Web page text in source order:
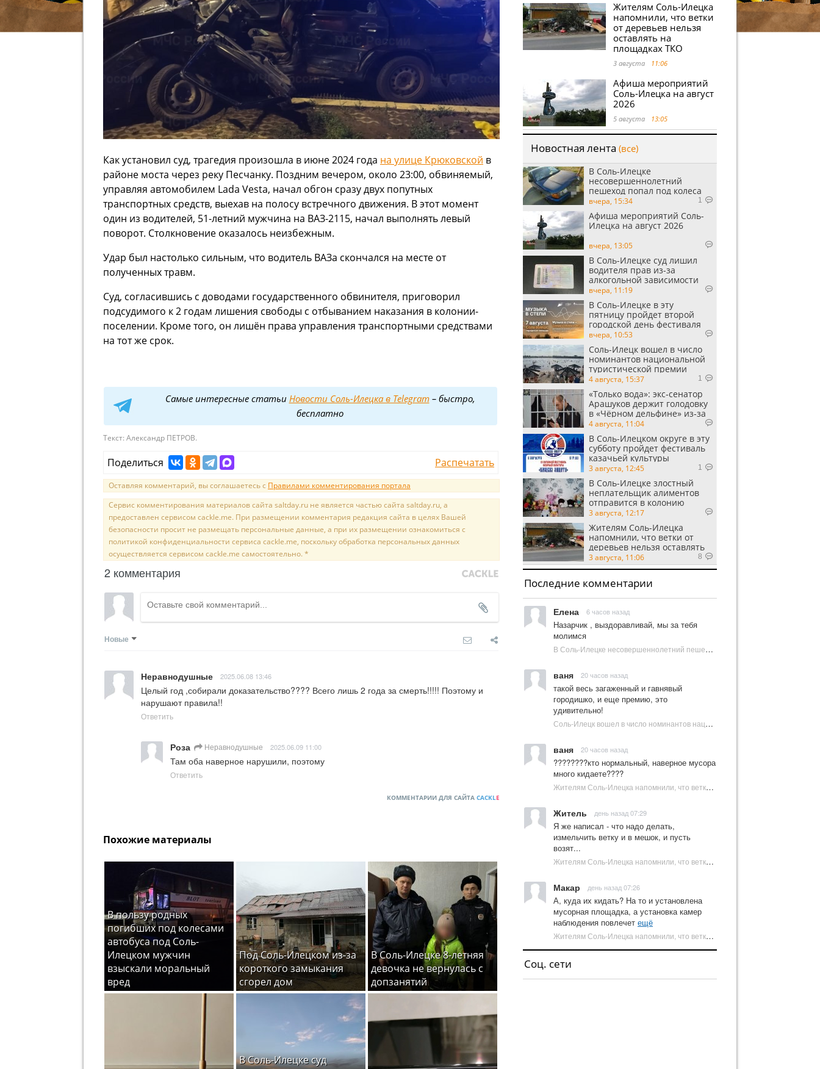
Как установил суд, трагедия произошла в июне 2024 года на улице Крюковской в
районе моста через реку Песчанку. Поздним вечером, около 23:00, обвиняемый,
управляя автомобилем Lada Vesta, начал обгон сразу двух попутных
транспортных средств, выехав на полосу встречного движения. В этот момент
один из водителей, 51-летний мужчина на ВАЗ-2115, начал выполнять левый
поворот. Столкновение оказалось неизбежным.
Удар был настолько сильным, что водитель ВАЗа скончался на месте от
полученных травм.
Суд, согласившись с доводами государственного обвинителя, приговорил
подсудимого к 2 годам лишения свободы с отбыванием наказания в колонии-
поселении. Кроме того, он лишён права управления транспортными средствами
на тот же срок.
Самые интересные статьи Новости Соль-Илецка в Telegram– быстро,
бесплатно
Текст: Александр ПЕТРОВ.
Поделиться Распечатать
Оставляя комментарий, вы соглашаетесь с Правилами комментирования портала
Сервис комментирования материалов сайта saltday.ru не является частью сайта saltday.ru, а
предоставлен сервисом cackle.me. При размещении комментария редакция сайта в целях Вашей
безопасности просит не размещать персональные данные, а при их размещении ознакомиться с
политикой конфиденциальности сервиса cackle.me, поскольку обработка персональных данных
осуществляется сервисом cackle.me самостоятельно. *
2 комментария
Новые
Неравнодушные 2025.06.08 13:46
Целый год ,собирали доказательство???? Всего лишь 2 года за смерть!!!!! Поэтому и
нарушают правила!!
Ответить
Роза Неравнодушные 2025.06.09 11:00
Там оба наверное нарушили, поэтому
Ответить
КОММЕНТАРИИ ДЛЯ САЙТА CACKLE
Похожие материалы
В пользу родных
погибших под колесами
автобуса под Соль-
Илецком мужчин
взыскали моральный
вред
Под Соль-Илецком из-за
короткого замыкания
сгорел дом
В Соль-Илецке 8-летняя
девочка не вернулась с
допзанятий
В Соль-Илецке суд
Жителям Соль-Илецка
напомнили, что ветки
от деревьев нельзя
оставлять на
площадках ТКО
3 августа 11:06
Афиша мероприятий
Соль-Илецка на август
2026
5 августа 13:05
Новостная лента (все)
В Соль-Илецке
несовершеннолетний
пешеход попал под колеса
автомобиля
вчера, 15:34 1
Афиша мероприятий Соль-
Илецка на август 2026
вчера, 13:05
В Соль-Илецке суд лишил
водителя прав из-за
алкогольной зависимости
вчера, 11:19
В Соль-Илецке в эту
пятницу пройдет второй
городской день фестиваля
«Музыка в степи»
вчера, 10:53
Соль-Илецк вошел в число
номинантов национальной
туристической премии
Russian Traveler Awards
4 августа, 15:37 1
«Только вода»: экс‑сенатор
Арашуков держит голодовку
в «Чёрном дельфине» из‑за
духоты на рабочем месте
4 августа, 11:04
В Соль-Илецком округе в эту
субботу пройдет фестиваль
казачьей культуры
3 августа, 12:45 1
В Соль-Илецке злостный
неплательщик алиментов
отправится в колонию
строгого режима
3 августа, 12:17
Жителям Соль-Илецка
напомнили, что ветки от
деревьев нельзя оставлять
на площадках ТКО
3 августа, 11:06 8
Последние комментарии
Елена 6 часов назад
Назарчик , выздоравливай, мы за тебя
молимся
В Соль-Илецке несовершеннолетний пешеход попал под колеса автомобиля | Новости Соль-Илецка
ваня 20 часов назад
такой весь загаженный и гавнявый
городишко, и еще премию, это
удивительно!
Соль-Илецк вошел в число номинантов национальной туристической премии Russian Traveler Awards | Новости Соль-Илецка
ваня 20 часов назад
????????кто нормальный, наверное мусора
много кидаете????
Жителям Соль-Илецка напомнили, что ветки от деревьев нельзя оставлять на площадках ТКО | Новости Соль-Илецка
Житель день назад 07:29
Я же написал - что надо делать,
измельчить ветку и в мешок, и пусть
возят...
Жителям Соль-Илецка напомнили, что ветки от деревьев нельзя оставлять на площадках ТКО | Новости Соль-Илецка
Макар день назад 07:26
А, куда их кидать? На то и установлена
мусорная площадка, а установка камер
наблюдения повлечет ещё
Жителям Соль-Илецка напомнили, что ветки от деревьев нельзя оставлять на площадках ТКО | Новости Соль-Илецка
Соц. сети